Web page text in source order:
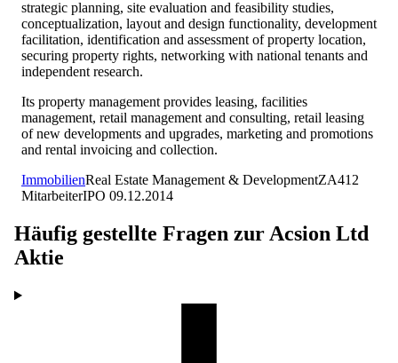
strategic planning, site evaluation and feasibility studies,
conceptualization, layout and design functionality, development
facilitation, identification and assessment of property location,
securing property rights, networking with national tenants and
independent research.
Its property management provides leasing, facilities
management, retail management and consulting, retail leasing
of new developments and upgrades, marketing and promotions
and rental invoicing and collection.
ImmobilienReal Estate Management & DevelopmentZA412
MitarbeiterIPO 09.12.2014
Häufig gestellte Fragen zurAcsion Ltd
Aktie